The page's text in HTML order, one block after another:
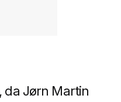
da Jørn Martin